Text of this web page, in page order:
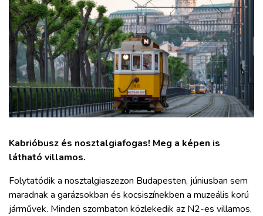
ZÖLDÚT
HAJÓZÁS
BLOG
WEBSHOP
BELÉPÉS
Kabrióbusz és nosztalgiafogas! Meg a képen is
látható villamos.
Folytatódik a nosztalgiaszezon Budapesten, júniusban sem
maradnak a garázsokban és kocsiszínekben a muzeális korú
járművek. Minden szombaton közlekedik az N2-es villamos,